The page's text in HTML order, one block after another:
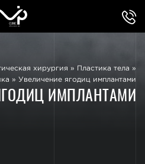
хирургия » Пластика тела »
» Увеличение ягодиц имплантами
ИМПЛАНТАМИ